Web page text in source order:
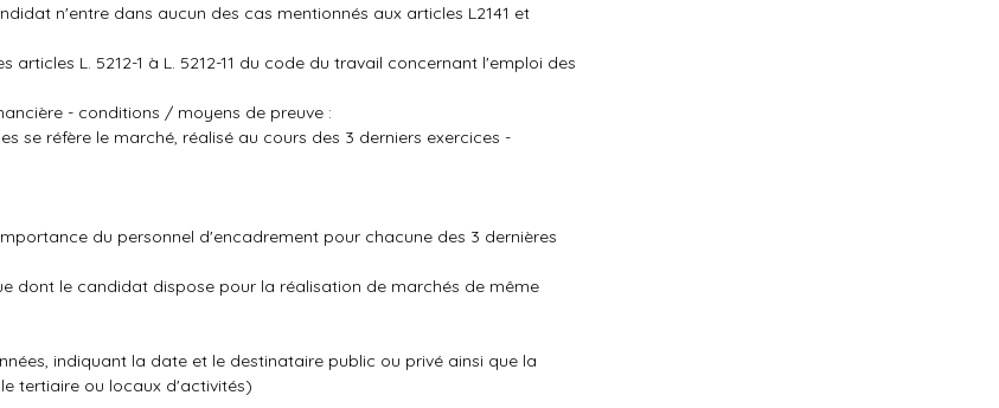
n'entre dans aucun des cas mentionnés aux articles L2141 et
L. 5212-1 à L. 5212-11 du code du travail concernant l'emploi des
- conditions / moyens de preuve :
se réfère le marché, réalisé au cours des 3 derniers exercices -
du personnel d'encadrement pour chacune des 3 dernières
dont le candidat dispose pour la réalisation de marchés de même
indiquant la date et le destinataire public ou privé ainsi que la
tertiaire ou locaux d'activités)